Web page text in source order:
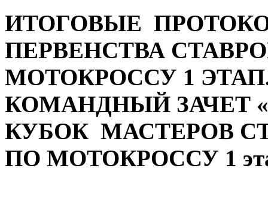
ИТОГОВЫЕ
ПЕРВЕНСТВА
МОТОКРОССУ 1
КОМАНДНЫЙ ЗАЧЕТ
КУБОК МАСТЕРОВ
ПО МОТОКРОССУ 1